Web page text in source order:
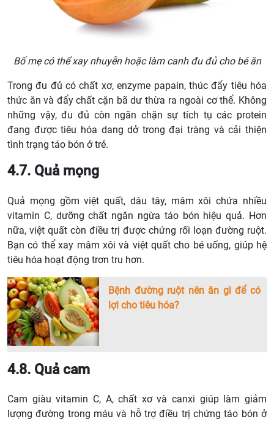
Bố mẹ có thể xay nhuyễn hoặc làm canh đu đủ cho bé ăn
Trong đu đủ có chất xơ, enzyme papain, thúc đẩy tiêu hóa
thức ăn và đẩy chất cặn bã dư thừa ra ngoài cơ thể. Không
những vậy, đu đủ còn ngăn chặn sự tích tụ các protein
đang được tiêu hóa dang dở trong đại tràng và cải thiện
tình trạng táo bón ở trẻ.
4.7. Quả mọng
Quả mọng gồm việt quất, dâu tây, mâm xôi chứa nhiều
vitamin C, dưỡng chất ngăn ngừa táo bón hiệu quả. Hơn
nữa, việt quất còn điều trị được chứng rối loạn đường ruột.
Bạn có thể xay mâm xôi và việt quất cho bé uống, giúp hệ
tiêu hóa hoạt động trơn tru hơn.
Bệnh đường ruột nên ăn gì để có
lợi cho tiêu hóa?
4.8. Quả cam
Cam giàu vitamin C, A, chất xơ và canxi giúp làm giảm
lượng đường trong máu và hỗ trợ điều trị chứng táo bón ở